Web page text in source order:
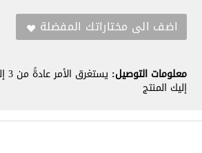
معلومات التوصيل:
إليك المنتج